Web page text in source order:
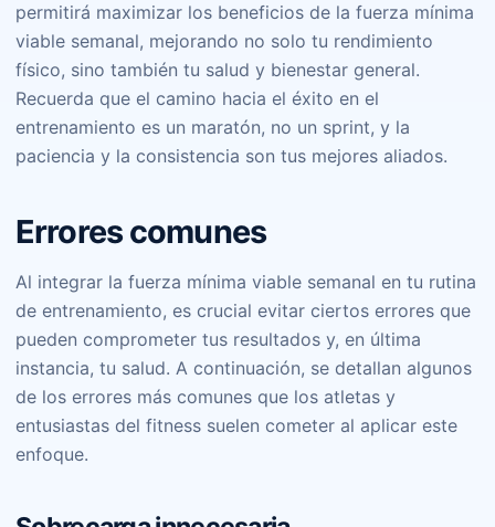
permitirá maximizar los beneficios de la fuerza mínima
viable semanal, mejorando no solo tu rendimiento
físico, sino también tu salud y bienestar general.
Recuerda que el camino hacia el éxito en el
entrenamiento es un maratón, no un sprint, y la
paciencia y la consistencia son tus mejores aliados.
Errores comunes
Al integrar la fuerza mínima viable semanal en tu rutina
de entrenamiento, es crucial evitar ciertos errores que
pueden comprometer tus resultados y, en última
instancia, tu salud. A continuación, se detallan algunos
de los errores más comunes que los atletas y
entusiastas del fitness suelen cometer al aplicar este
enfoque.